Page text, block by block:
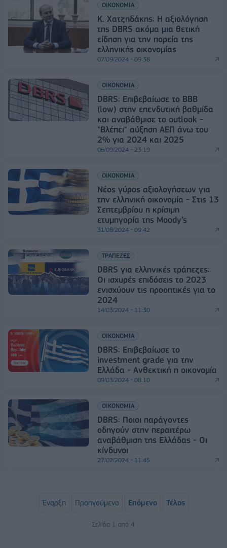
ΟΙΚΟΝΟΜΙΑ
Κ. Χατζηδάκης: Η αξιολόγηση
της DBRS ακόμα μια θετική
είδηση για την πορεία της
ελληνικής οικονομίας
07/09/2024 - 09:38
ΟΙΚΟΝΟΜΙΑ
DBRS: Επιβεβαίωσε το BBB
(low) στην επενδυτική βαθμίδα
και αναβάθμισε το outlook -
"Βλέπει" αύξηση ΑΕΠ άνω του
2% για 2024 και 2025
06/09/2024 - 23:19
ΟΙΚΟΝΟΜΙΑ
Νέος γύρος αξιολογήσεων για
την ελληνική οικονομία - Στις 13
Σεπτεμβρίου η κρίσιμη
ετυμηγορία της Moody’s
31/08/2024 - 09:42
ΤΡΑΠΕΖΕΣ
DBRS για ελληνικές τράπεζες:
Οι ισχυρές επιδόσεις το 2023
ενισχύουν τις προοπτικές για το
2024
14/03/2024 - 11:30
ΟΙΚΟΝΟΜΙΑ
DBRS: Επιβεβαίωσε το
investment grade για την
Ελλάδα - Ανθεκτική η οικονομία
09/03/2024 - 08:10
ΟΙΚΟΝΟΜΙΑ
DBRS: Ποιοι παράγοντες
οδηγούν στην περαιτέρω
αναβάθμιση της Ελλάδας - Οι
κίνδυνοι
27/02/2024 - 11:45
Έναρξη Προηγούμενο Επόμενο Τέλος
Σελίδα 1 από 4